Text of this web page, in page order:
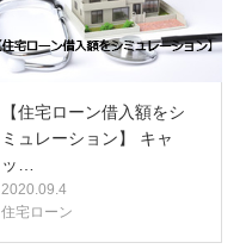
【住宅ローン借入額をシ
ミュレーション】 キャ
ッ…
2020.09.4
住宅ローン